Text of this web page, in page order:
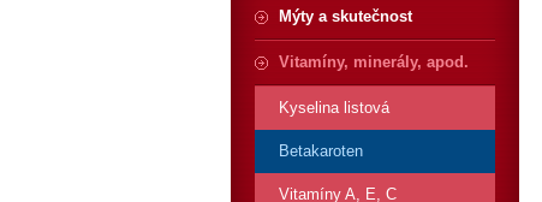
Mýty a skutečnost
Vitamíny, minerály, apod.
Kyselina listová
Betakaroten
Vitamíny A, E, C